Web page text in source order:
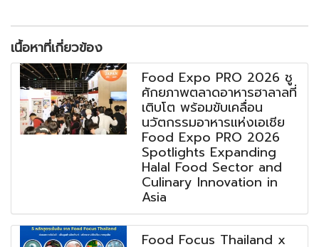
เนื้อหาที่เกี่ยวข้อง
Food Expo PRO 2026 ชู
ศักยภาพตลาดอาหารฮาลาลที่
เติบโต พร้อมขับเคลื่อน
นวัตกรรมอาหารแห่งเอเชีย
Food Expo PRO 2026
Spotlights Expanding
Halal Food Sector and
Culinary Innovation in
Asia
Food Focus Thailand x